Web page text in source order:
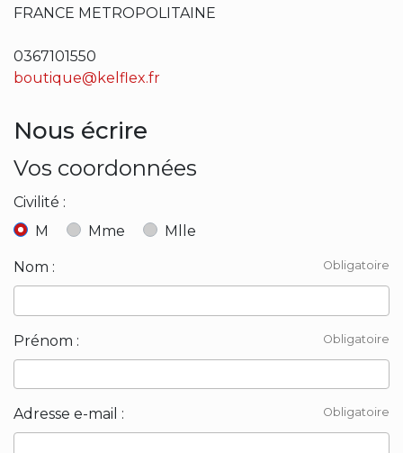
FRANCE METROPOLITAINE
0367101550
boutique@kelflex.fr
Nous écrire
Vos coordonnées
Civilité :
M
Mme Mlle
Obligatoire
Nom :
Obligatoire
Prénom :
Obligatoire
Adresse e-mail :